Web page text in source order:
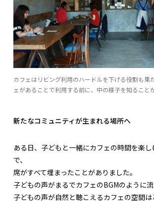
カフェはリビング利用のハードルを下げる役割も果
ェがあることで利用する前に、中の様子を知ること
新たなコミュニティが生まれる場所へ
ある日、子どもと一緒にカフェの時間を楽
で、
席がすべて埋まったことがありました。
子どもの声がまるでカフェのBGMのように流
子どもの声が自然と聴こえるカフェの空間